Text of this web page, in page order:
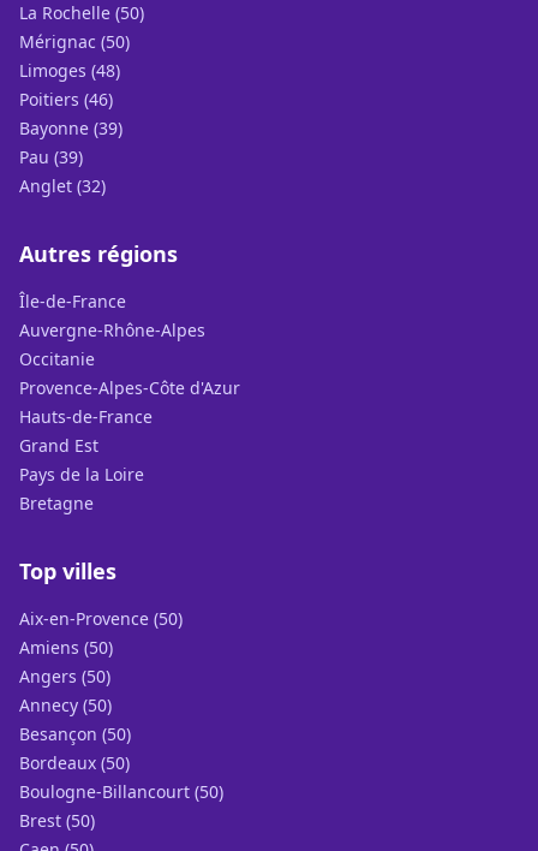
La Rochelle (50)
Mérignac (50)
Limoges (48)
Poitiers (46)
Bayonne (39)
Pau (39)
Anglet (32)
Autres régions
Île-de-France
Auvergne-Rhône-Alpes
Occitanie
Provence-Alpes-Côte d'Azur
Hauts-de-France
Grand Est
Pays de la Loire
Bretagne
Top villes
Aix-en-Provence (50)
Amiens (50)
Angers (50)
Annecy (50)
Besançon (50)
Bordeaux (50)
Boulogne-Billancourt (50)
Brest (50)